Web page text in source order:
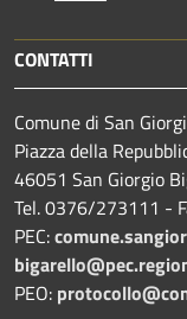
CONTATTI
Comune di San
Piazza della
46051 San Giorgio
Tel. 0376/273111 -
PEC:
PEO: